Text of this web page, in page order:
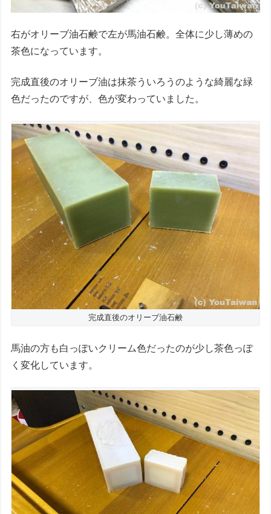
右がオリーブ油石鹸で左が馬油石鹸。全体に少し薄めの
茶色になっています。
完成直後のオリーブ油は抹茶ういろうのような綺麗な緑
色だったのですが、色が変わっていました。
完成直後のオリーブ油石鹸
馬油の方も白っぽいクリーム色だったのが少し茶色っぽ
く変化しています。